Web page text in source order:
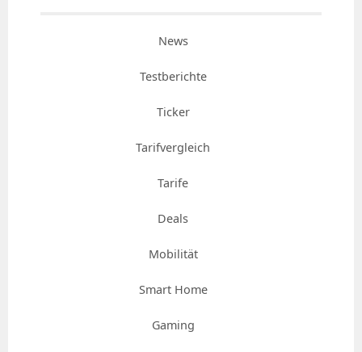
News
Testberichte
Ticker
Tarifvergleich
Tarife
Deals
Mobilität
Smart Home
Gaming